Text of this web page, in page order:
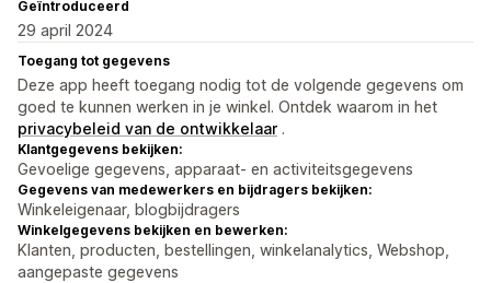
Geïntroduceerd
29 april 2024
Toegang tot gegevens
Deze app heeft toegang nodig tot de volgende gegevens om
goed te kunnen werken in je winkel. Ontdek waarom in het
privacybeleid van de ontwikkelaar .
Klantgegevens bekijken:
Gevoelige gegevens, apparaat- en activiteitsgegevens
Gegevens van medewerkers en bijdragers bekijken:
Winkeleigenaar, blogbijdragers
Winkelgegevens bekijken en bewerken:
Klanten, producten, bestellingen, winkelanalytics, Webshop,
aangepaste gegevens